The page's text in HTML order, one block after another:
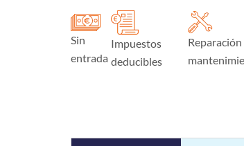
Sin
entrada
Impuestos
deducibles
Reparación